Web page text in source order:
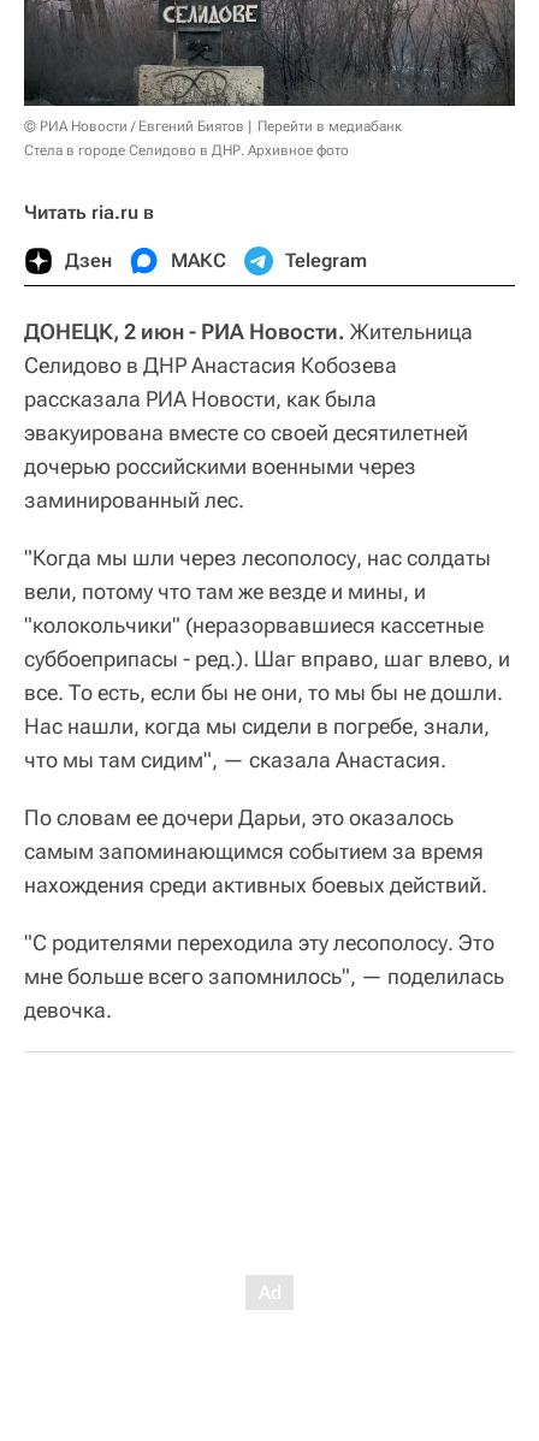
© РИА Новости / Евгений Биятов
Перейти в медиабанк
Стела в городе Селидово в ДНР. Архивное фото
Читать ria.ru в
Дзен МАКС Telegram
ДОНЕЦК, 2 июн - РИА Новости. Жительница
Селидово в ДНР Анастасия Кобозева
рассказала РИА Новости, как была
эвакуирована вместе со своей десятилетней
дочерью российскими военными через
заминированный лес.
"Когда мы шли через лесополосу, нас солдаты
вели, потому что там же везде и мины, и
"колокольчики" (неразорвавшиеся кассетные
суббоеприпасы - ред.). Шаг вправо, шаг влево, и
все. То есть, если бы не они, то мы бы не дошли.
Нас нашли, когда мы сидели в погребе, знали,
что мы там сидим", — сказала Анастасия.
По словам ее дочери Дарьи, это оказалось
самым запоминающимся событием за время
нахождения среди активных боевых действий.
"С родителями переходила эту лесополосу. Это
мне больше всего запомнилось", — поделилась
девочка.